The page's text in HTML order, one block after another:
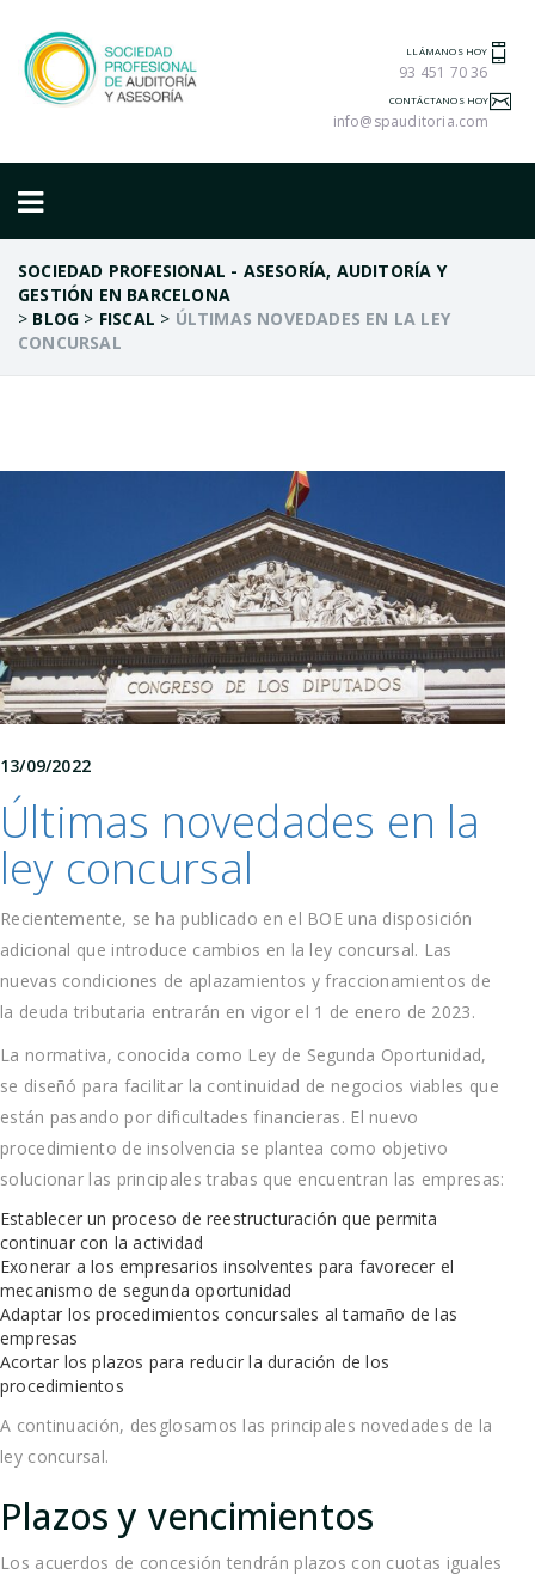
LLÁMANOS HOY
93 451 70 36
CONTÁCTANOS HOY
info@spauditoria.com
SOCIEDAD PROFESIONAL - ASESORÍA, AUDITORÍA Y
GESTIÓN EN BARCELONA
> BLOG > FISCAL > ÚLTIMAS NOVEDADES EN LA LEY
CONCURSAL
13/09/2022
Últimas novedades en la
ley concursal
Recientemente, se ha publicado en el BOE una disposición
adicional que introduce cambios en la ley concursal. Las
nuevas condiciones de aplazamientos y fraccionamientos de
la deuda tributaria entrarán en vigor el 1 de enero de 2023.
La normativa, conocida como Ley de Segunda Oportunidad,
se diseñó para facilitar la continuidad de negocios viables que
están pasando por dificultades financieras. El nuevo
procedimiento de insolvencia se plantea como objetivo
solucionar las principales trabas que encuentran las empresas:
Establecer un proceso de reestructuración que permita
continuar con la actividad
Exonerar a los empresarios insolventes para favorecer el
mecanismo de segunda oportunidad
Adaptar los procedimientos concursales al tamaño de las
empresas
Acortar los plazos para reducir la duración de los
procedimientos
A continuación, desglosamos las principales novedades de la
ley concursal.
Plazos y vencimientos
Los acuerdos de concesión tendrán plazos con cuotas iguales